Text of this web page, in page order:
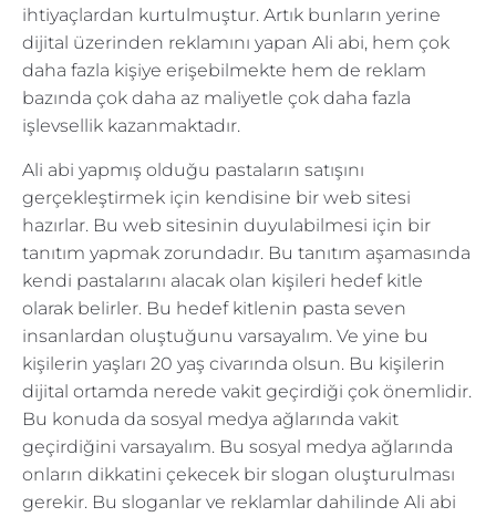
ihtiyaçlardan kurtulmuştur. Artık bunların yerine
dijital üzerinden reklamını yapan Ali abi, hem çok
daha fazla kişiye erişebilmekte hem de reklam
bazında çok daha az maliyetle çok daha fazla
işlevsellik kazanmaktadır.
Ali abi yapmış olduğu pastaların satışını
gerçekleştirmek için kendisine bir web sitesi
hazırlar. Bu web sitesinin duyulabilmesi için bir
tanıtım yapmak zorundadır. Bu tanıtım aşamasında
kendi pastalarını alacak olan kişileri hedef kitle
olarak belirler. Bu hedef kitlenin pasta seven
insanlardan oluştuğunu varsayalım. Ve yine bu
kişilerin yaşları 20 yaş civarında olsun. Bu kişilerin
dijital ortamda nerede vakit geçirdiği çok önemlidir.
Bu konuda da sosyal medya ağlarında vakit
geçirdiğini varsayalım. Bu sosyal medya ağlarında
onların dikkatini çekecek bir slogan oluşturulması
gerekir. Bu sloganlar ve reklamlar dahilinde Ali abi